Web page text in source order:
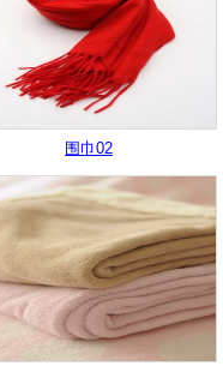
围巾02